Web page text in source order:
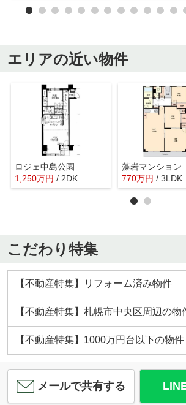
エリアの近い物件
ロジェ中島公園
1,250万円 / 2DK
藻岩マンション
770万円 / 3LDK
こだわり特集
【不動産特集】リフォーム済み物件
【不動産特集】札幌市中央区周辺の物
【不動産特集】1000万円台以下の物件
メールで共有する